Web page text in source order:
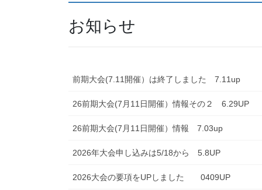
お知らせ
前期大会(7.11開催）は終了しました 7.11up
26前期大会(7月11日開催）情報その２ 6.29UP
26前期大会(7月11日開催）情報 7.03up
2026年大会申し込みは5/18から 5.8UP
2026大会の要項をUPしました 0409UP